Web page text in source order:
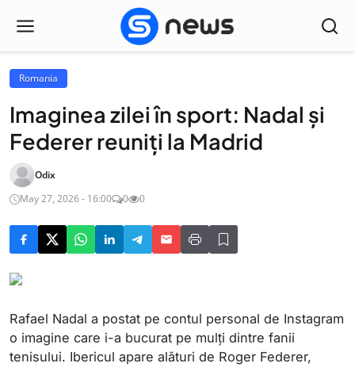
Romania
Imaginea zilei în sport: Nadal și
Federer reuniți la Madrid
Odix
May 27, 2026 - 16:00
0 0
Rafael Nadal a postat pe contul personal de Instagram
o imagine care i-a bucurat pe mulți dintre fanii
tenisului. Ibericul apare alături de Roger Federer,